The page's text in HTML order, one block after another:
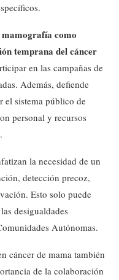
como
temprana del cáncer
en las campañas de
Además, defiende
el sistema público de
personal y recursos
la necesidad de un
detección precoz,
Esto solo puede
desigualdades
Autónomas.
cáncer de mama también
de la colaboración